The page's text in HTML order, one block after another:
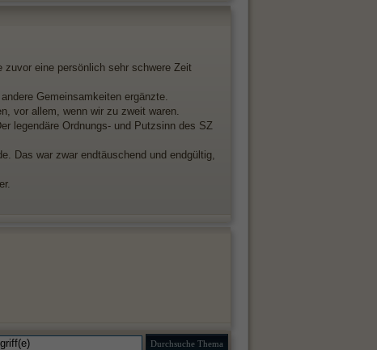
eine persönlich sehr schwere Zeit
Gemeinsamkeiten ergänzte.
vor allem, wenn wir zu zweit waren.
legendäre Ordnungs- und Putzsinn des SZ
Das war zwar endtäuschend und endgültig,